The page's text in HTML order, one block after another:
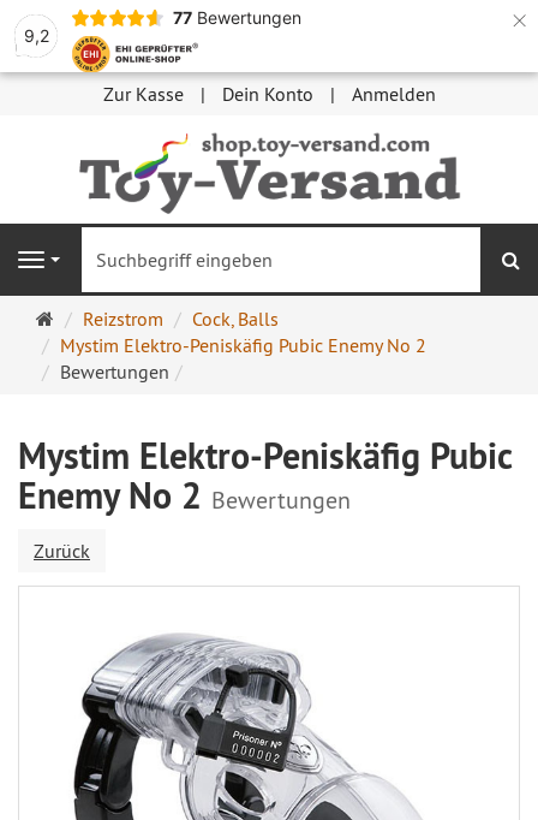
9,2
77 Bewertungen ×
Zur Kasse Dein Konto Anmelden
Navigation
Startseite
Reizstrom
Cock, Balls
Mystim Elektro-Peniskäfig Pubic Enemy No 2
Bewertungen
Mystim Elektro-Peniskäfig Pubic
Enemy No 2 Bewertungen
Zurück